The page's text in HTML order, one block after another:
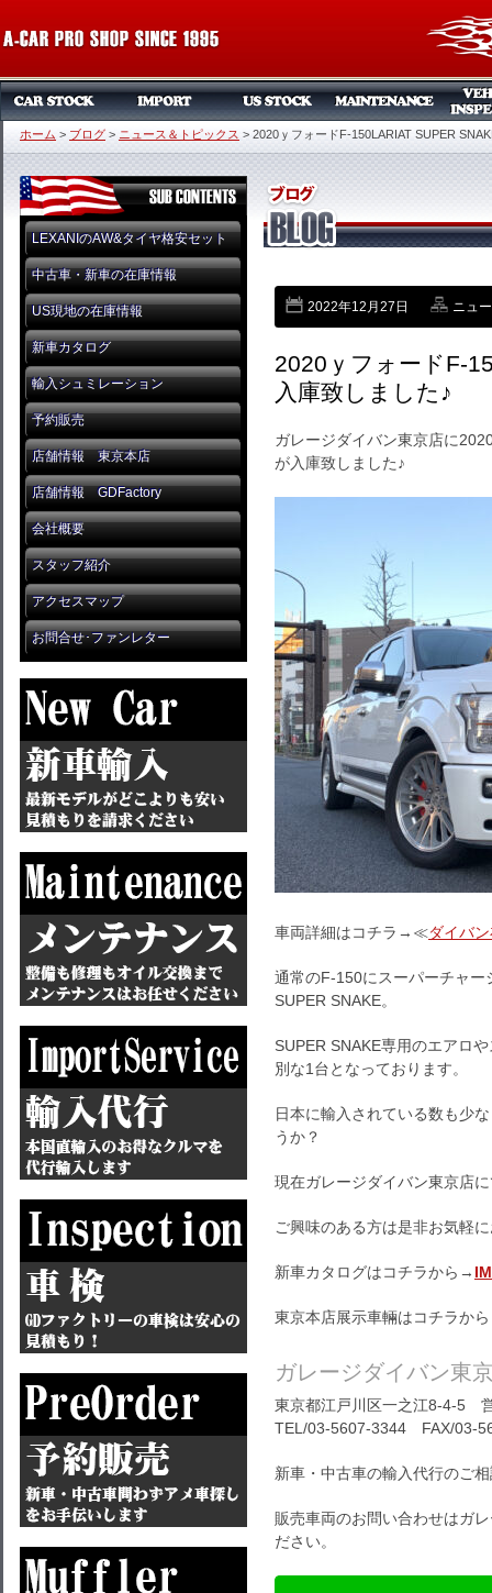
ホーム > ブログ > ニュース＆トピックス > 2020ｙフォードF-150LARIAT SUPER
LEXANIのAW&タイヤ格安セット
中古車・新車の在庫情報
US現地の在庫情報
新車カタログ
輸入シュミレーション
予約販売
店舗情報 東京本店
店舗情報 GDFactory
会社概要
スタッフ紹介
アクセスマップ
お問合せ･ファンレター
2022年12月27日 ニュ
2020ｙフォードF-
入庫致しました♪
ガレージダイバン東京店に
が入庫致しました♪
車両詳細はコチラ→≪ダイバ
通常のF-150にスーパーチャ
SUPER SNAKE。
SUPER SNAKE専用のエアロ
別な1台となっております。
日本に輸入されている数も少
うか？
現在ガレージダイバン東京店
ご興味のある方は是非お気軽
新車カタログはコチラから→
東京本店展示車輛はコチラか
ガレージダイバン東
東京都江戸川区一之江8-4-5
TEL/03-5607-3344 FAX/03-
新車・中古車の輸入代行のご
販売車両のお問い合わせはガ
ださい。